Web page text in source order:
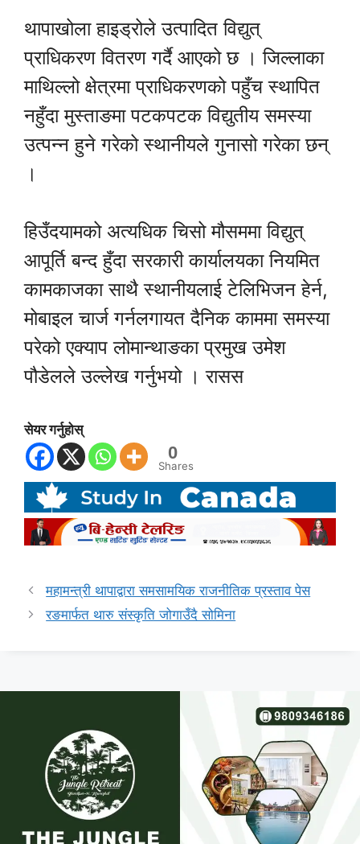
थापाखोला हाइड्रोले उत्पादित विद्युत्
प्राधिकरण वितरण गर्दै आएको छ । जिल्लाका
माथिल्लो क्षेत्रमा प्राधिकरणको पहुँच स्थापित
नहुँदा मुस्ताङमा पटकपटक विद्युतीय समस्या
उत्पन्न हुने गरेको स्थानीयले गुनासो गरेका छन्
।
हिउँदयामको अत्यधिक चिसो मौसममा विद्युत्
आपूर्ति बन्द हुँदा सरकारी कार्यालयका नियमित
कामकाजका साथै स्थानीयलाई टेलिभिजन हेर्न,
मोबाइल चार्ज गर्नलगायत दैनिक काममा समस्या
परेको एक्याप लोमान्थाङका प्रमुख उमेश
पौडेलले उल्लेख गर्नुभयो । रासस
सेयर गर्नुहोस्
0
Shares
महामन्त्री थापाद्वारा समसामयिक राजनीतिक प्रस्ताव पेस
रङमार्फत थारु संस्कृति जोगाउँदै सोमिना